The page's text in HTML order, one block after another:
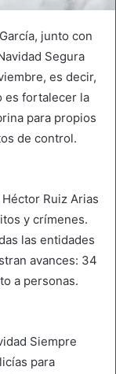
junto con
Segura
es decir,
es fortalecer la
para propios
de control.​
Ruiz Arias
y crímenes.
las entidades
avances: 34
a personas.​
Siempre
para